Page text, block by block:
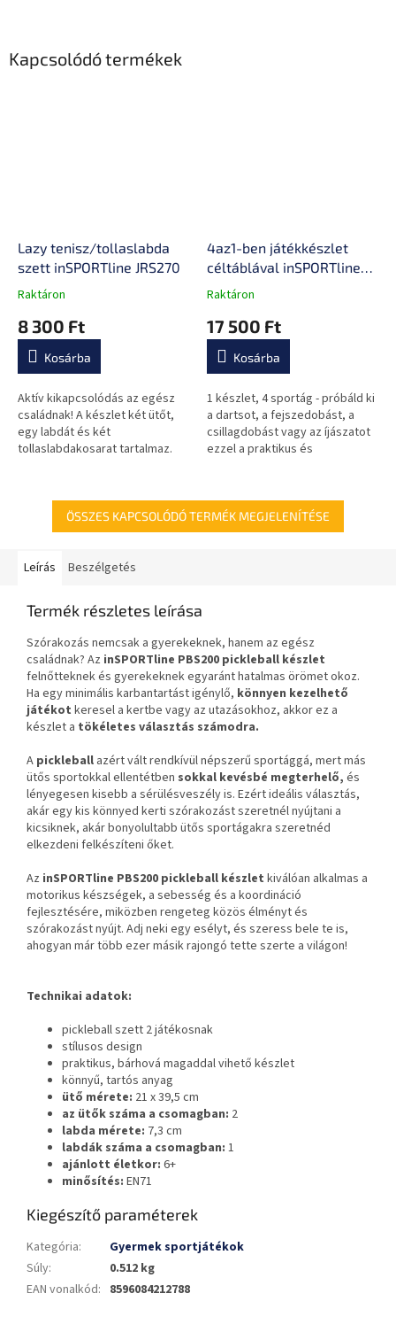
Kapcsolódó termékek
Lazy tenisz/tollaslabda
szett inSPORTline JRS270
A
átlagos
értékelése
0,0
csillag.
Raktáron
8 300 Ft
Kosárba
Aktív kikapcsolódás az egész
családnak! A készlet két ütőt,
egy labdát és két
tollaslabdakosarat tartalmaz.
4az1-ben játékkészlet
céltáblával inSPORTline
ADGS145
A
átlagos
értékelése
0,0
csillag.
Raktáron
17 500 Ft
Kosárba
1 készlet, 4 sportág - próbáld ki
a dartsot, a fejszedobást, a
csillagdobást vagy az íjászatot
ezzel a praktikus és
ÖSSZES KAPCSOLÓDÓ TERMÉK MEGJELENÍTÉSE
Leírás Beszélgetés
Termék részletes leírása
Szórakozás nemcsak a gyerekeknek, hanem az egész
családnak? Az inSPORTline PBS200 pickleball készlet
felnőtteknek és gyerekeknek egyaránt hatalmas örömet okoz.
Ha egy minimális karbantartást igénylő, könnyen kezelhető
játékot keresel a kertbe vagy az utazásokhoz, akkor ez a
készlet a tökéletes választás számodra.
A pickleball azért vált rendkívül népszerű sportággá, mert más
ütős sportokkal ellentétben sokkal kevésbé megterhelő, és
lényegesen kisebb a sérülésveszély is. Ezért ideális választás,
akár egy kis könnyed kerti szórakozást szeretnél nyújtani a
kicsiknek, akár bonyolultabb ütős sportágakra szeretnéd
elkezdeni felkészíteni őket.
Az inSPORTline PBS200 pickleball készlet kiválóan alkalmas a
motorikus készségek, a sebesség és a koordináció
fejlesztésére, miközben rengeteg közös élményt és
szórakozást nyújt. Adj neki egy esélyt, és szeress bele te is,
ahogyan már több ezer másik rajongó tette szerte a világon!
Technikai adatok:
pickleball szett 2 játékosnak
stílusos design
praktikus, bárhová magaddal vihető készlet
könnyű, tartós anyag
ütő mérete: 21 x 39,5 cm
az ütők száma a csomagban: 2
labda mérete: 7,3 cm
labdák száma a csomagban: 1
ajánlott életkor: 6+
minősítés: EN71
Kiegészítő paraméterek
Kategória:
Gyermek sportjátékok
Súly:
0.512 kg
EAN vonalkód: 8596084212788